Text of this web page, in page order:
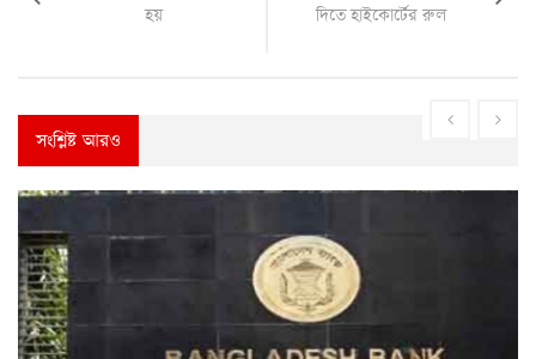
হয়
দিতে হাইকোর্টের রুল
সংশ্লিষ্ট আরও